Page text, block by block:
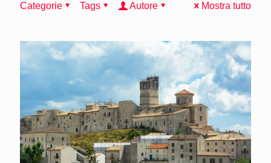
Categorie Tags Autore Mostra tutto